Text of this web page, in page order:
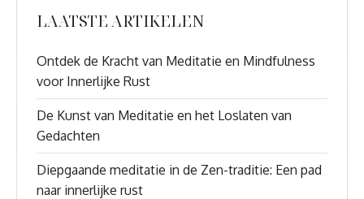
LAATSTE ARTIKELEN
Ontdek de Kracht van Meditatie en Mindfulness
voor Innerlijke Rust
De Kunst van Meditatie en het Loslaten van
Gedachten
Diepgaande meditatie in de Zen-traditie: Een pad
naar innerlijke rust